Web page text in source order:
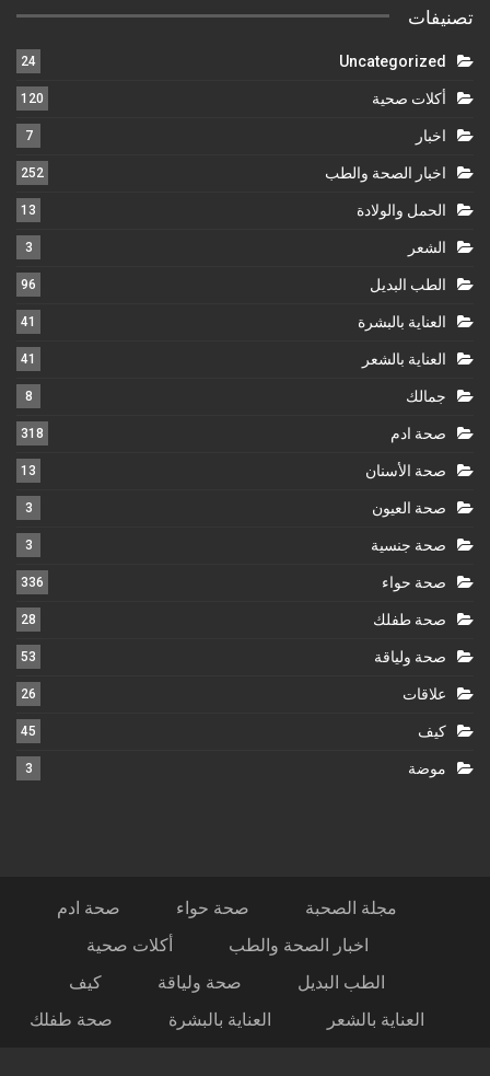
تصنيفات
Uncategorized
24
أكلات صحية 120
اخبار 7
اخبار الصحة والطب 252
الحمل والولادة 13
الشعر 3
الطب البديل 96
العناية بالبشرة 41
العناية بالشعر 41
جمالك 8
صحة ادم 318
صحة الأسنان 13
صحة العيون 3
صحة جنسية 3
صحة حواء 336
صحة طفلك 28
صحة ولياقة 53
علاقات 26
كيف 45
موضة 3
مجلة الصحبة صحة حواء
صحة ادم
اخبار الصحة والطب
أكلات صحية
الطب البديل
صحة ولياقة
كيف
العناية بالشعر
العناية بالبشرة صحة طفلك